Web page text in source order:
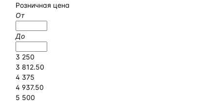
Розничная цена
От
До
3 250
3 812.50
4 375
4 937.50
5 500